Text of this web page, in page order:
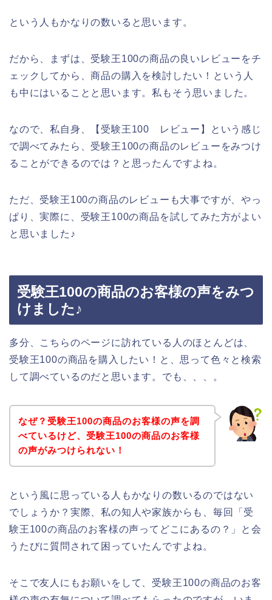
という人もかなりの数いると思います。
だから、まずは、受験王100の商品の良いレビューをチ
ェックしてから、商品の購入を検討したい！という人
も中にはいることと思います。私もそう思いました。
なので、私自身、【受験王100 レビュー】という感じ
で調べてみたら、受験王100の商品のレビューをみつけ
ることができるのでは？と思ったんですよね。
ただ、受験王100の商品のレビューも大事ですが、やっ
ぱり、実際に、受験王100の商品を試してみた方がよい
と思いました♪
受験王100の商品のお客様の声をみつ
けました♪
多分、こちらのページに訪れている人のほとんどは、
受験王100の商品を購入したい！と、思って色々と検索
して調べているのだと思います。でも、、、。
なぜ？受験王100の商品のお客様の声を調
べているけど、受験王100の商品のお客様
の声がみつけられない！
という風に思っている人もかなりの数いるのではない
でしょうか？実際、私の知人や家族からも、毎回「受
験王100の商品のお客様の声ってどこにあるの？」と会
うたびに質問されて困っていたんですよね。
そこで友人にもお願いをして、受験王100の商品のお客